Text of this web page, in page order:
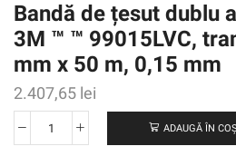
Bandă de țesut dublu
3M ™ ™ 99015LVC,
mm x 50 m, 0,15 mm
2.407,65 lei
Cantitate
ADAUGĂ ÎN COȘ